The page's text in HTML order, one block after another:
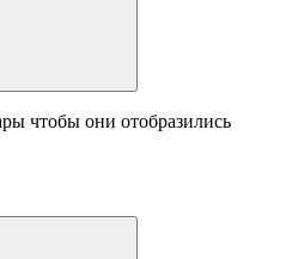
чтобы они отобразились